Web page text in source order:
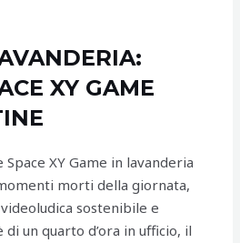
XY GAME
XY Game in lavanderia
morti della giornata,
sostenibile e
di un quarto d’ora in ufficio, il